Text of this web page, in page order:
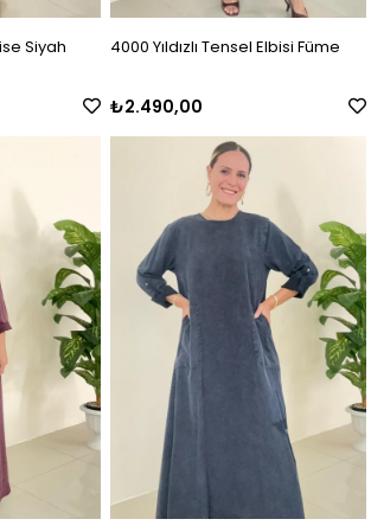
Siyah 4000 Yıldızlı Tensel Elbisi Füme
₺2.490,00